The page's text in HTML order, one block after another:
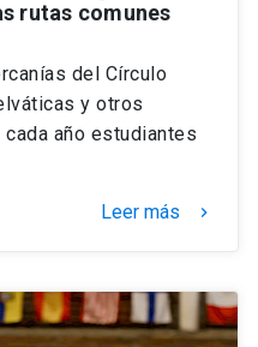
rutas comunes
del Círculo
y otros
año estudiantes
Leer más keyboard_arrow_right